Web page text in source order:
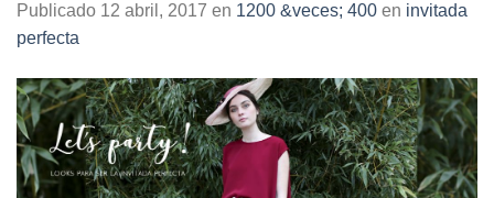
Publicado 12 abril, 2017 en 1200 &veces; 400 en invitada
perfecta